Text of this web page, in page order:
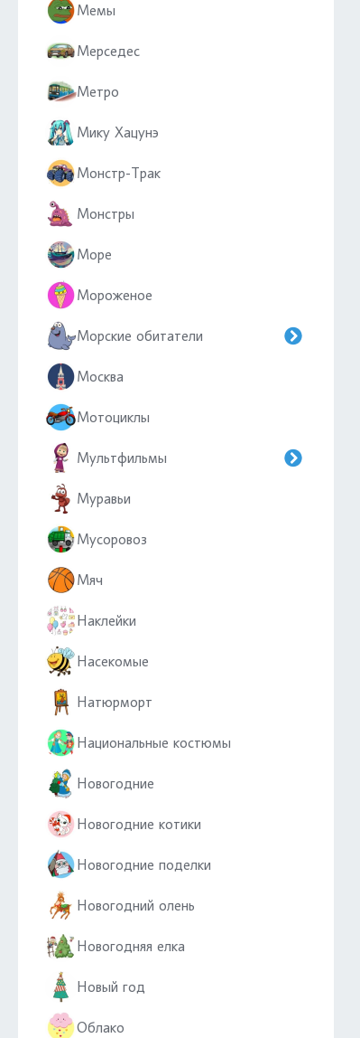
Мемы
Мерседес
Метро
Мику Хацунэ
Монстр-Трак
Монстры
Море
Мороженое
Морские обитатели
Москва
Мотоциклы
Мультфильмы
Муравьи
Мусоровоз
Мяч
Наклейки
Насекомые
Натюрморт
Национальные костюмы
Новогодние
Новогодние котики
Новогодние поделки
Новогодний олень
Новогодняя елка
Новый год
Облако